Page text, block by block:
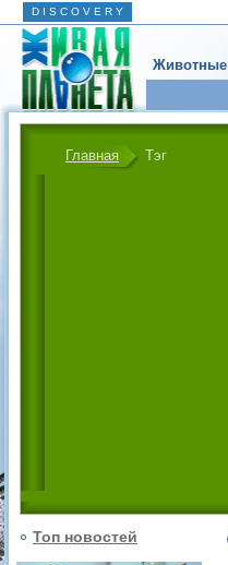
D I S C O V E R Y
Животные
Главная Тэг
Топ новостей